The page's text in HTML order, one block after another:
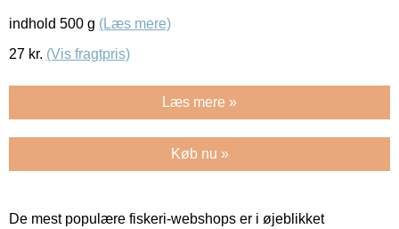
indhold 500 g (Læs mere)
27 kr. (Vis fragtpris)
Læs mere »
Køb nu »
De mest populære fiskeri-webshops er i øjeblikket